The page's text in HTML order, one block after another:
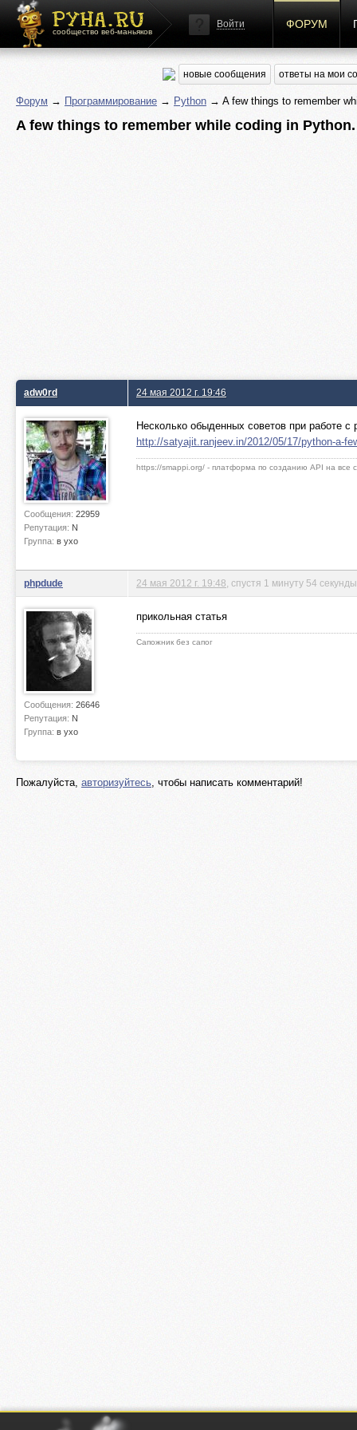
сообщество веб-маньяков
Войти ФОРУМ
новые сообщения ответы на мои
Форум → Программирование → Python → A few things to remember
A few things to remember while coding in Python.
adw0rd
Сообщения: 22959
Репутация: N
Группа: в ухо
24 мая 2012 г. 19:46
Несколько обыденных советов при работе с
http://satyajit.ranjeev.in/2012/05/17/python-a-
https://smappi.org/ - платформа по созданию API на все
phpdude
Сообщения: 26646
Репутация: N
Группа: в ухо
24 мая 2012 г. 19:48 , спустя 1 минуту 54 секунды
прикольная статья
Сапожник без сапог
Пожалуйста, авторизуйтесь, чтобы написать комментарий!